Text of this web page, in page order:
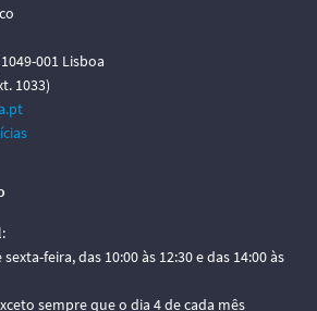
001 Lisboa
1033)
feira, das 10:00 às 12:30 e das 14:00 às
sempre que o dia 4 de cada mês